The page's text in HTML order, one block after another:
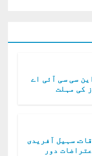
سی سی آئی اے
سہیل آفریدی
دور